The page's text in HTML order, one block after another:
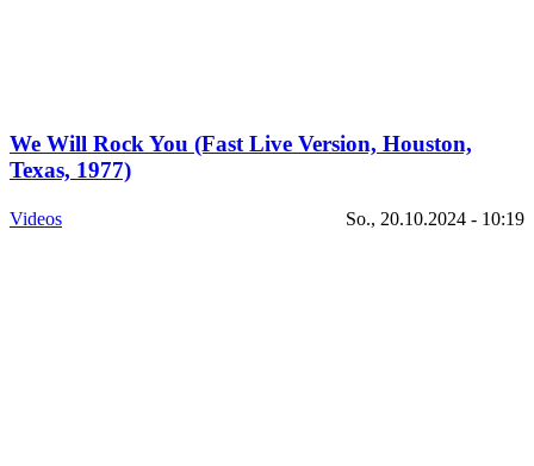
We Will Rock You (Fast Live Version, Houston,
Texas, 1977)
Videos So., 20.10.2024 - 10:19